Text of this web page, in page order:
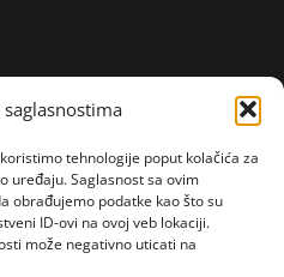
tehnologije poput kolačića za
uređaju. Saglasnost sa ovim
obrađujemo podatke kao što su
ID-ovi na ovoj veb lokaciji.
može negativno uticati na